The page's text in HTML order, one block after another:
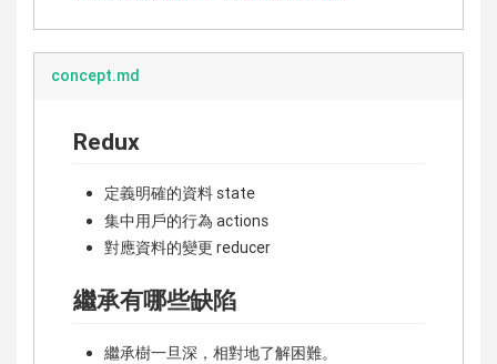
concept.md
Redux
定義明確的資料 state
集中用戶的行為 actions
對應資料的變更 reducer
繼承有哪些缺陷
繼承樹一旦深，相對地了解困難。